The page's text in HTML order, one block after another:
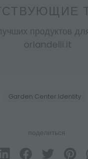
продуктов
orlandelli.it
Garden Center Identity
поделиться